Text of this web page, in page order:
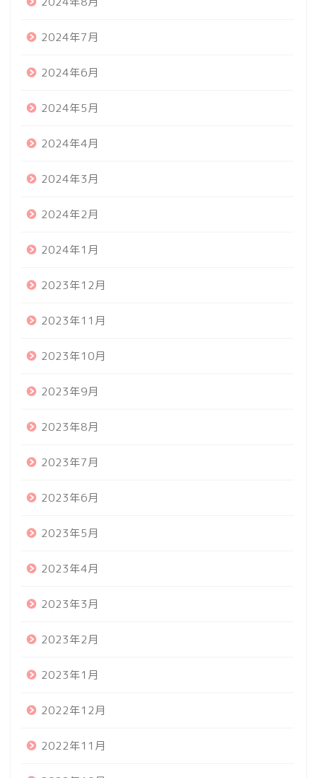
2024年7月
2024年6月
2024年5月
2024年4月
2024年3月
2024年2月
2024年1月
2023年12月
2023年11月
2023年10月
2023年9月
2023年8月
2023年7月
2023年6月
2023年5月
2023年4月
2023年3月
2023年2月
2023年1月
2022年12月
2022年11月